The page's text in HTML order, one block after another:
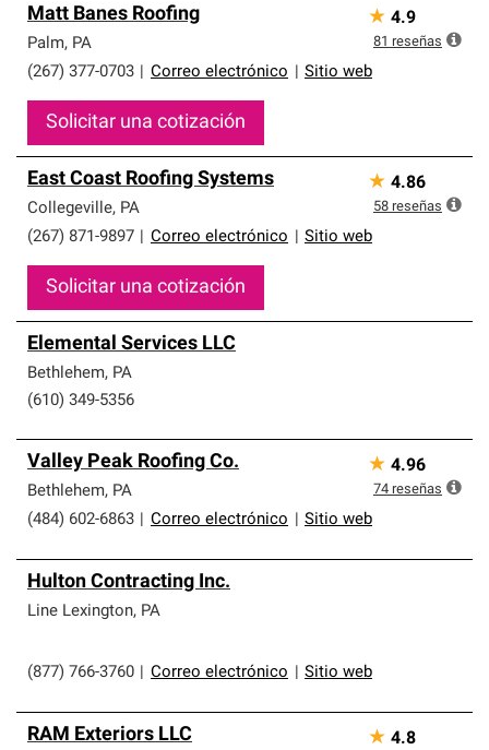
parte de una red exclusiva de profesionales de techos
que cumplen con altos estándares y requisitos estrictos
de profesionalismo y confiabilidad.
Matt Banes Roofing
Palm, PA
(267) 377-0703
Correo electrónico Sitio web
Solicitar una cotización
★ 4.9
81 reseñas
East Coast Roofing Systems
Collegeville, PA
(267) 871-9897
Correo electrónico Sitio web
Solicitar una cotización
★ 4.86
58 reseñas
Elemental Services LLC
Bethlehem, PA
(610) 349-5356
Valley Peak Roofing Co.
Bethlehem, PA
(484) 602-6863
Correo electrónico Sitio web
★ 4.96
74 reseñas
Hulton Contracting Inc.
Line Lexington, PA
(877) 766-3760 Correo electrónico Sitio web
RAM Exteriors LLC ★ 4.8